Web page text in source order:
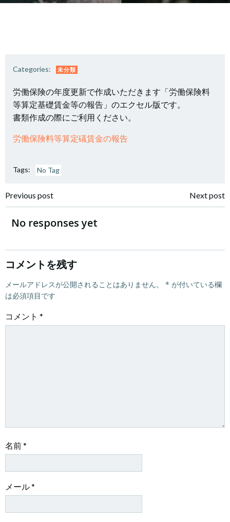
Categories: 未分類
労働保険の年度更新で作成いただきます「労働保険料
等算定基礎賃金等の報告」のエクセル版です。
書類作成の際にご利用ください。
労働保険料等算定礒賃金の報告
Tags: No Tag
投
稿
ナ
ビ
ゲ
ー
Previous post
ナ
ゲ
Next post
No responses yet
コメントを残す
メールアドレスが公開されることはありません。 * が付いている欄
は必須項目です
コメント *
名前*
メール*